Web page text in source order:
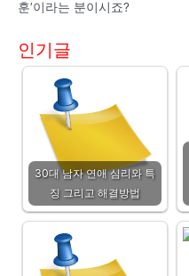
훈’이라는 분이시죠?
인기글
30대 남자 연애 심리와 특
징 그리고 해결방법